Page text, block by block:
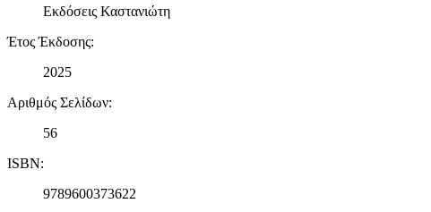
Εκδόσεις Καστανιώτη
Έτος Έκδοσης:
2025
Αριθμός Σελίδων:
56
ISBN:
9789600373622